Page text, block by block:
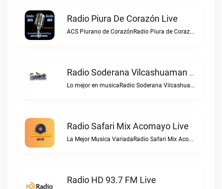
Radio Piura De Corazón Live
ACS Piurano de CorazónRadio Piura de Corazón live
Radio Soderana Vilcashuaman Live
Lo mejor en musicaRadio Soderana Vilcashuaman live
Radio Safari Mix Acomayo Live
La Mejor Musica VariadaRadio Safari Mix Acomayo live
Radio HD 93.7 FM Live